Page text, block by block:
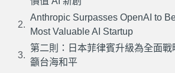
Anthropic Surpasses OpenAI to
Most Valuable AI Startup
第二則：日本菲律賓升級為全面
籲台海和平